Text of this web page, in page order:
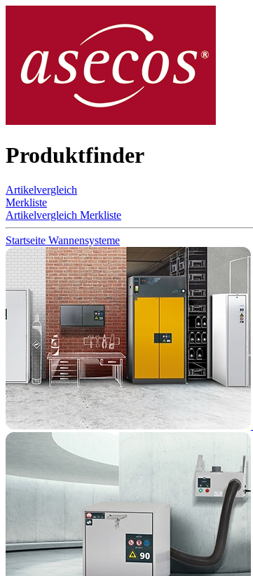
Produktfinder
Artikelvergleich
Merkliste
Artikelvergleich Merkliste
Startseite Wannensysteme